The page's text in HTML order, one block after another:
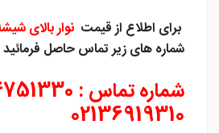
برای اطلاع از قیمت نوار بالای
شماره های زیر تماس حاصل فرمائید
شماره تماس :
02136919310